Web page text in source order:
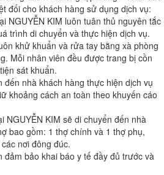
đối cho khách hàng sử dụng dịch vụ:
NGUYỄN KIM luôn tuân thủ nguyên tắc
trình di chuyển và thực hiện dịch vụ.
khử khuẩn và rửa tay bằng xà phòng
Mỗi nhân viên đều được trang bị cồn
sát khuẩn.
đến nhà khách hàng thực hiện dịch vụ
khoảng cách an toàn theo khuyến cáo
NGUYỄN KIM sẽ di chuyển đến nhà
bao gồm: 1 thợ chính và 1 thợ phụ,
nơi đông đúc.
đảm bảo khai báo y tế đầy đủ trước và